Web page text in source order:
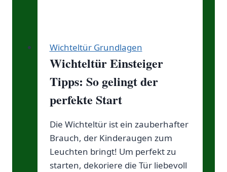
Wichteltür Grundlagen
Wichteltür Einsteiger
Tipps: So gelingt der
perfekte Start
Die Wichteltür ist ein zauberhafter
Brauch, der Kinderaugen zum
Leuchten bringt! Um perfekt zu
starten, dekoriere die Tür liebevoll